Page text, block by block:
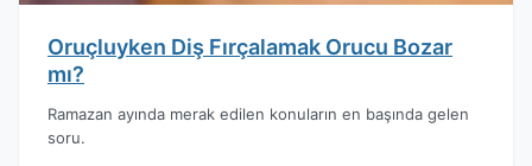
Oruçluyken Diş Fırçalamak Orucu Bozar
mı?
Ramazan ayında merak edilen konuların en başında gelen
soru.